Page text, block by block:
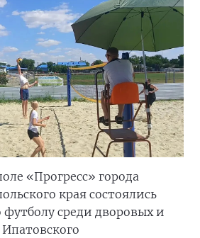
«Прогресс» города
края состоялись
среди дворовых и